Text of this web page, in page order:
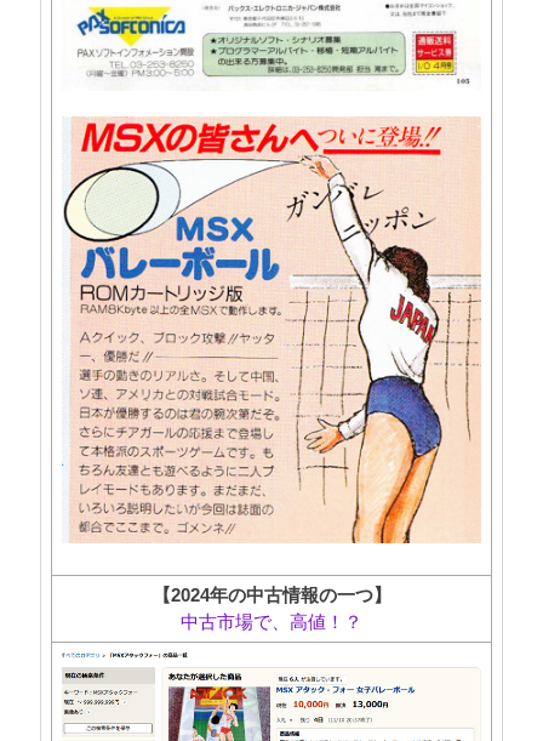
【2024年の中古情報の一つ】
中古市場で、高値！？